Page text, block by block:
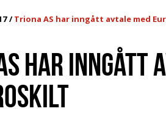
Triona AS har inngått avtale med
HAR INNGÅTT